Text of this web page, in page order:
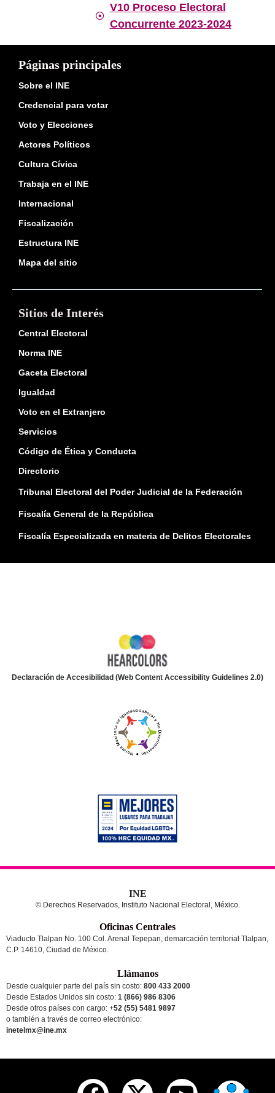
V10 Proceso Electoral
Concurrente 2023-2024
Páginas principales
Sobre el INE
Credencial para votar
Voto y Elecciones
Actores Políticos
Cultura Cívica
Trabaja en el INE
Internacional
Fiscalización
Estructura INE
Mapa del sitio
Sitios de Interés
Central Electoral
Norma INE
Gaceta Electoral
Igualdad
Voto en el Extranjero
Servicios
Código de Ética y Conducta
Directorio
Tribunal Electoral del Poder Judicial de la Federación
Fiscalía General de la República
Fiscalía Especializada en materia de Delitos Electorales
Declaración de Accesibilidad (Web Content Accessibility Guidelines 2.0)
INE
© Derechos Reservados, Instituto Nacional Electoral, México.
Oficinas Centrales
Viaducto Tlalpan No. 100 Col. Arenal Tepepan, demarcación territorial Tlalpan,
C.P. 14610, Ciudad de México.
Llámanos
Desde cualquier parte del país sin costo: 800 433 2000
Desde Estados Unidos sin costo: 1 (866) 986 8306
Desde otros países con cargo: +52 (55) 5481 9897
o también a través de correo electrónico:
inetelmx@ine.mx